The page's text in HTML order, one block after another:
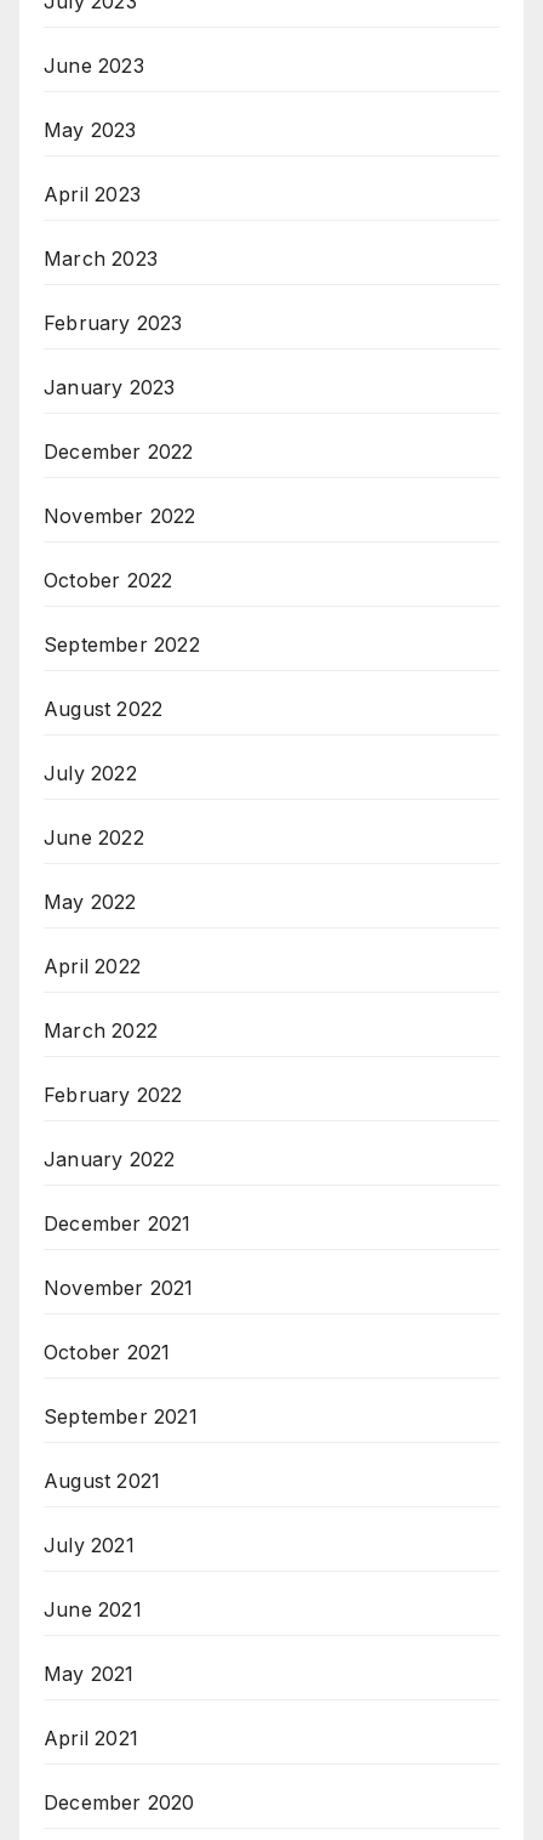
June 2023
May 2023
April 2023
March 2023
February 2023
January 2023
December 2022
November 2022
October 2022
September 2022
August 2022
July 2022
June 2022
May 2022
April 2022
March 2022
February 2022
January 2022
December 2021
November 2021
October 2021
September 2021
August 2021
July 2021
June 2021
May 2021
April 2021
December 2020